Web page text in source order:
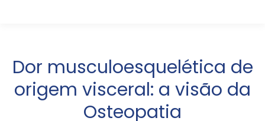
Dor musculoesquelética de
origem visceral: a visão da
Osteopatia